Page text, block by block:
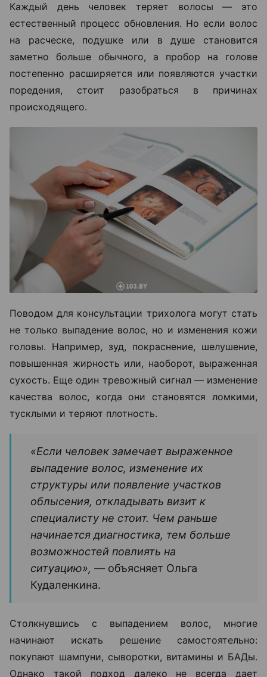
Каждый день человек теряет волосы — это
естественный процесс обновления. Но если волос
на расческе, подушке или в душе становится
заметно больше обычного, а пробор на голове
постепенно расширяется или появляются участки
поредения, стоит разобраться в причинах
происходящего.
Поводом для консультации трихолога могут стать
не только выпадение волос, но и изменения кожи
головы. Например, зуд, покраснение, шелушение,
повышенная жирность или, наоборот, выраженная
сухость. Еще один тревожный сигнал — изменение
качества волос, когда они становятся ломкими,
тусклыми и теряют плотность.
«Если человек замечает выраженное
выпадение волос, изменение их
структуры или появление участков
облысения, откладывать визит к
специалисту не стоит. Чем раньше
начинается диагностика, тем больше
возможностей повлиять на
ситуацию», — объясняет Ольга
Кудаленкина.
Столкнувшись с выпадением волос, многие
начинают искать решение самостоятельно:
покупают шампуни, сыворотки, витамины и БАДы.
Однако такой подход далеко не всегда дает